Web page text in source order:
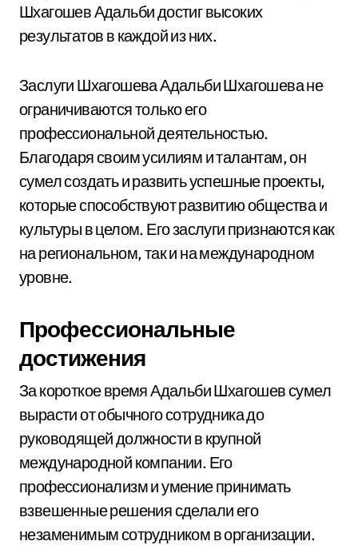
Шхагошев Адальби достиг высоких
результатов в каждой из них.
Заслуги Шхагошева Адальби Шхагошева не
ограничиваются только его
профессиональной деятельностью.
Благодаря своим усилиям и талантам, он
сумел создать и развить успешные проекты,
которые способствуют развитию общества и
культуры в целом. Его заслуги признаются как
на региональном, так и на международном
уровне.
Профессиональные
достижения
За короткое время Адальби Шхагошев сумел
вырасти от обычного сотрудника до
руководящей должности в крупной
международной компании. Его
профессионализм и умение принимать
взвешенные решения сделали его
незаменимым сотрудником в организации.